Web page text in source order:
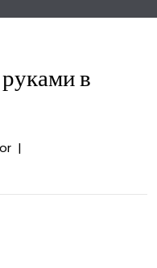
в
Фундамент
в
|